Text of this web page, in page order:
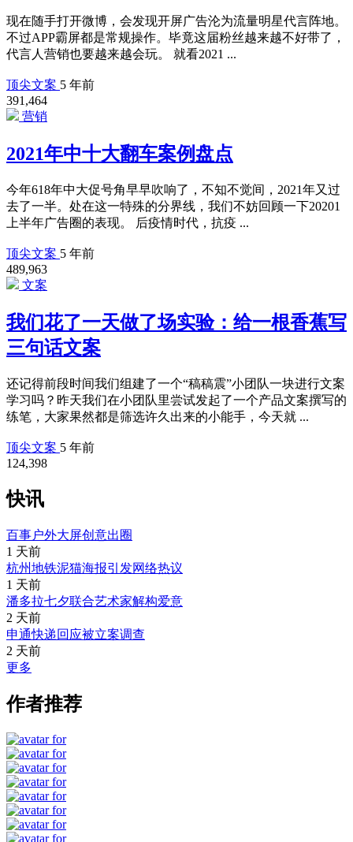
现在随手打开微博，会发现开屏广告沦为流量明星代言阵地。
不过APP霸屏都是常规操作。毕竟这届粉丝越来越不好带了，
代言人营销也要越来越会玩。 就看2021 ...
顶尖文案 5 年前
391,464
营销
2021年中十大翻车案例盘点
今年618年中大促号角早早吹响了，不知不觉间，2021年又过
去了一半。处在这一特殊的分界线，我们不妨回顾一下20201
上半年广告圈的表现。 后疫情时代，抗疫 ...
顶尖文案 5 年前
489,963
文案
我们花了一天做了场实验：给一根香蕉写
三句话文案
还记得前段时间我们组建了一个“稿稿震”小团队一块进行文案
学习吗？昨天我们在小团队里尝试发起了一个产品文案撰写的
练笔，大家果然都是筛选许久出来的小能手，今天就 ...
顶尖文案 5 年前
124,398
快讯
百事户外大屏创意出圈
1 天前
杭州地铁泥猫海报引发网络热议
1 天前
潘多拉七夕联合艺术家解构爱意
2 天前
申通快递回应被立案调查
2 天前
更多
作者推荐